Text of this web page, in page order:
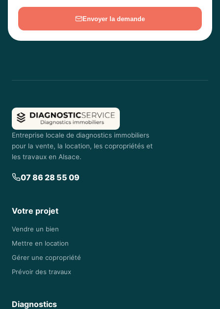
Envoyer la demande
Entreprise locale de diagnostics immobiliers
pour la vente, la location, les copropriétés et
les travaux en Alsace.
07 86 28 55 09
Votre projet
Vendre un bien
Mettre en location
Gérer une copropriété
Prévoir des travaux
Diagnostics